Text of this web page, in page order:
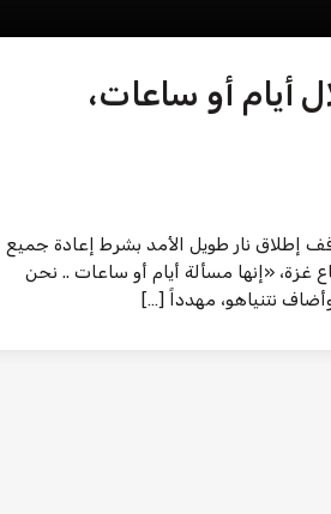
أيام أو ساعات،
إطلاق نار طويل الأمد بشرط إعادة جميع
غزة، «إنها مسألة أيام أو ساعات .. نحن
نتنياهو، مهدداً […]